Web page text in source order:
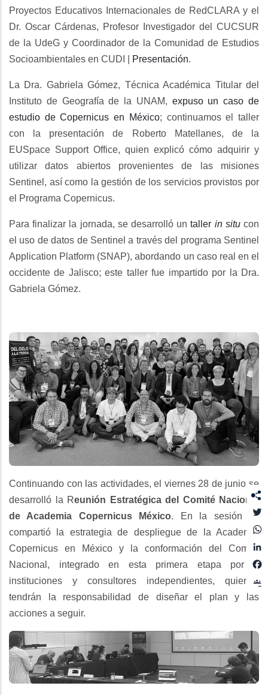
Proyectos Educativos Internacionales de RedCLARA y el
Dr. Oscar Cárdenas, Profesor Investigador del CUCSUR
de la UdeG y Coordinador de la Comunidad de Estudios
Socioambientales en CUDI |
Presentación.
La Dra. Gabriela Gómez, Técnica Académica Titular del
Instituto de Geografía de la UNAM, expuso un caso de
estudio de Copernicus en México; continuamos el taller
con la presentación de Roberto Matellanes, de la
EUSpace Support Office, quien explicó cómo adquirir y
utilizar datos abiertos provenientes de las misiones
Sentinel, así como la gestión de los servicios provistos por
el Programa Copernicus.
Para finalizar la jornada, se desarrolló untaller in situ con
el uso de datos de Sentinel a través del programa Sentinel
Application Platform (SNAP), abordando un caso real en el
occidente de Jalisco; este taller fue impartido por la Dra.
Gabriela Gómez.
Continuando con las actividades, el viernes 28 de junio se
desarrolló la Reunión Estratégica del Comité Nacional
de Academia Copernicus México. En la sesión se
compartió la estrategia de despliegue de la Academia
Copernicus en México y la conformación del Comité
Nacional, integrado en esta primera etapa por7
instituciones y consultores independientes, quienes
tendrán la responsabilidad de diseñar el plan y las
acciones a seguir.